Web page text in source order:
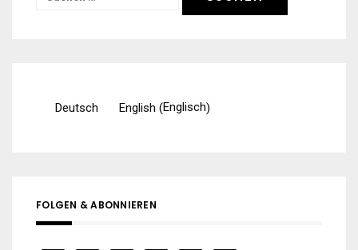
Deutsch English (Englisch)
FOLGEN & ABONNIEREN